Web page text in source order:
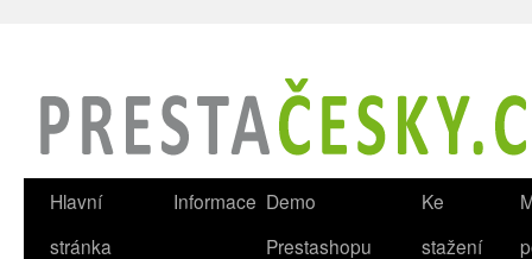
Hlavní
stránka
Informace Demo
Prestashopu
Ke
stažení